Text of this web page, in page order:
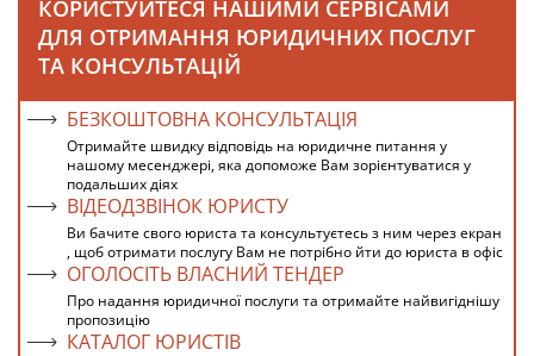
КОРИСТУЙТЕСЯ НАШИМИ СЕРВІСАМИ
ДЛЯ ОТРИМАННЯ ЮРИДИЧНИХ ПОСЛУГ
ТА КОНСУЛЬТАЦІЙ
БЕЗКОШТОВНА КОНСУЛЬТАЦІЯ
Отримайте швидку відповідь на юридичне питання у
нашому месенджері, яка допоможе Вам зорієнтуватися у
подальших діях
ВІДЕОДЗВІНОК ЮРИСТУ
Ви бачите свого юриста та консультуєтесь з ним через екран
, щоб отримати послугу Вам не потрібно йти до юриста в офіс
ОГОЛОСІТЬ ВЛАСНИЙ ТЕНДЕР
Про надання юридичної послуги та отримайте найвигіднішу
пропозицію
КАТАЛОГ ЮРИСТІВ